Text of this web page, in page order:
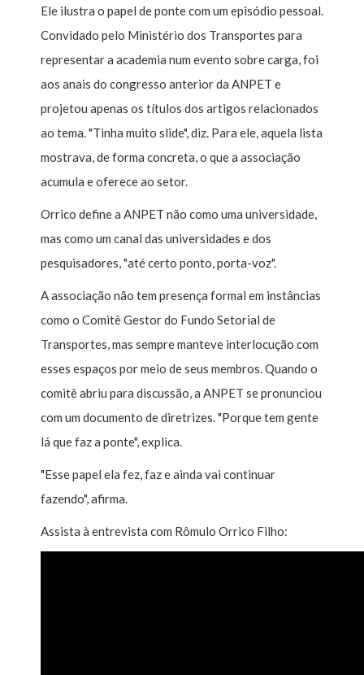
Ele ilustra o papel de ponte com um episódio pessoal.
Convidado pelo Ministério dos Transportes para
representar a academia num evento sobre carga, foi
aos anais do congresso anterior da ANPET e
projetou apenas os títulos dos artigos relacionados
ao tema. "Tinha muito slide", diz. Para ele, aquela lista
mostrava, de forma concreta, o que a associação
acumula e oferece ao setor.
Orrico define a ANPET não como uma universidade,
mas como um canal das universidades e dos
pesquisadores, "até certo ponto, porta-voz".
A associação não tem presença formal em instâncias
como o Comitê Gestor do Fundo Setorial de
Transportes, mas sempre manteve interlocução com
esses espaços por meio de seus membros. Quando o
comitê abriu para discussão, a ANPET se pronunciou
com um documento de diretrizes. "Porque tem gente
lá que faz a ponte", explica.
"Esse papel ela fez, faz e ainda vai continuar
fazendo", afirma.
Assista à entrevista com Rômulo Orrico Filho: